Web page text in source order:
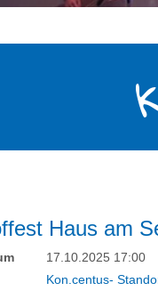
Haus am
17.10.2025 17:00
Kon.centus-